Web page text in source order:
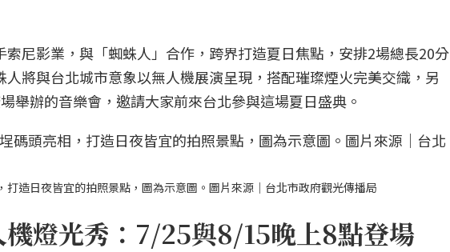
尼影業，與「蜘蛛人」合作，跨界打造夏日焦點，安排2場總長20分
將與台北城市意象以無人機展演呈現，搭配璀璨煙火完美交織，另
舉辦的音樂會，邀請大家前來台北參與這場夏日盛典。
造日夜皆宜的拍照景點，圖為示意圖。圖片來源｜台北市政府觀光傳播局
燈光秀：7/25與8/15晚上8點登場